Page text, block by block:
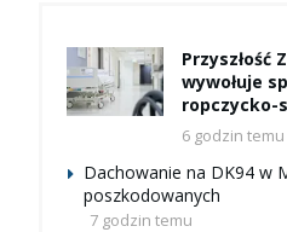
Przyszłość
wywołuje
ropczycko-
6 godzin temu
Dachowanie na DK94 w
poszkodowanych
7 godzin temu